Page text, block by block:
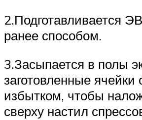
2.Подготавливается
ранее способом.
3.Засыпается в полы
заготовленные
избытком, чтобы
сверху настил